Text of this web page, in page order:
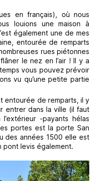
en français), où nous
louions une maison à
également une de mes
entourée de remparts
rues piétonnes
le nez en l’air ! Il y a
vous pouvez prévoir
vu qu’une petite partie
entourée de remparts, il y
entrer dans la ville (il faut
-payants hélas
portes est la porte San
des années 1500 elle est
levis également.